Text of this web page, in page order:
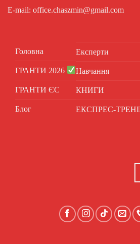
E-mail: office.chaszmin@gmail.com
Головна
ГРАНТИ 2026
ГРАНТИ ЄС
Блог
Експерти
Навчання
КНИГИ
ЕКСПРЕС-